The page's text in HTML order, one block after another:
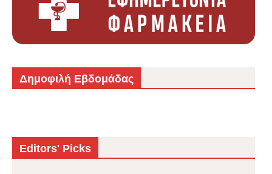
Δημοφιλή Εβδομάδας
Editors' Picks